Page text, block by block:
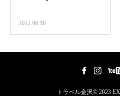
2022.06.10
トラベル金沢© 2023